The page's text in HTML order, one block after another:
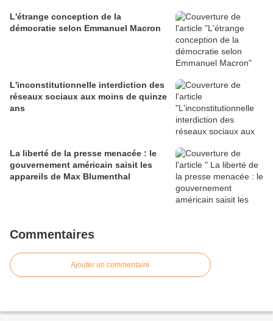
L'étrange conception de la
démocratie selon Emmanuel Macron
L'inconstitutionnelle interdiction des
réseaux sociaux aux moins de quinze
ans
La liberté de la presse menacée : le
gouvernement américain saisit les
appareils de Max Blumenthal
Commentaires
Ajouter un commentaire